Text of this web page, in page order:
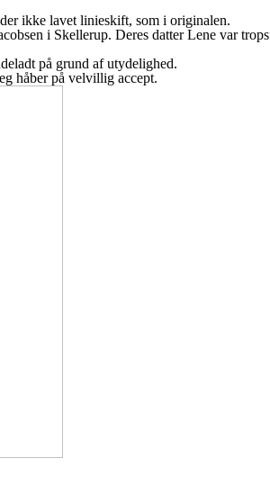
ikke lavet linieskift, som i originalen.
i Skellerup. Deres datterLene var
på grund afutydelighed.
håber på velvillig accept.